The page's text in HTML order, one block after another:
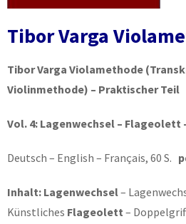
Tibor Varga
Tibor Varga Violamethode
Violinmethode) – Praktischer Teil
Vol. 4: Lagenwechsel – Flageolett
Deutsch – English – Français, 60 S.
Inhalt: Lagenwechsel–
Künstliches Flageolett –